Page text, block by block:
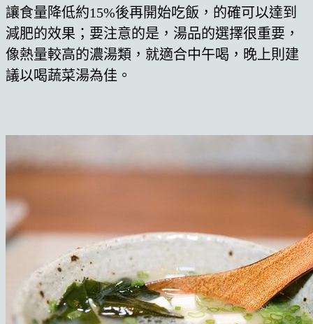
讓食量降低約15%後再開始吃飯，的確可以達到
減肥的效果；要注意的是，湯品的選擇很重要，
像熱量較高的濃湯類，就適合中午喝，晚上則建
議以喝蔬菜湯為佳。